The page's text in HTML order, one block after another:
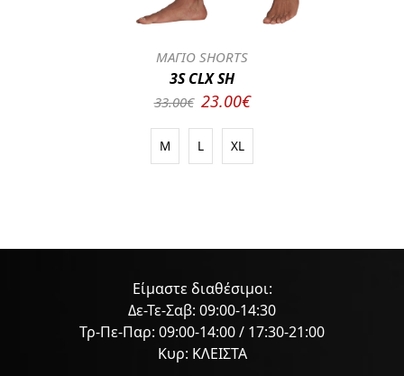
ΜΑΓΙΟ SHORTS
3S CLX SH
33.00€ 23.00€
M L XL
Είμαστε διαθέσιμοι:
Δε-Τε-Σαβ: 09:00-14:30
Τρ-Πε-Παρ: 09:00-14:00 / 17:30-21:00
Κυρ: ΚΛΕΙΣΤΑ